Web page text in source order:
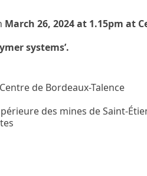
March 26, 2024 at 1.15pm at
systems’.
de Bordeaux-Talence
des mines de Saint-